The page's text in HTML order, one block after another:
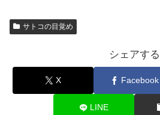
サトコの目覚め
シェアする
X Facebook
LINE